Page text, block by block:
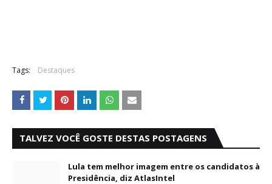
Tags: Destaques
TALVEZ VOCÊ GOSTE DESTAS POSTAGENS
Lula tem melhor imagem entre os candidatos à
Presidência, diz AtlasIntel